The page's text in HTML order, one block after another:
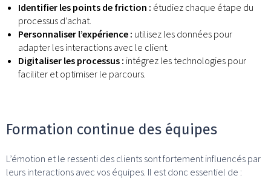
Identifier les points de friction : étudiez chaque étape du
processus d’achat.
Personnaliser l’expérience : utilisez les données pour
adapter les interactions avec le client.
Digitaliser les processus : intégrez les technologies pour
faciliter et optimiser le parcours.
Formation continue des équipes
L’émotion et le ressenti des clients sont fortement influencés par
leurs interactions avec vos équipes. Il est donc essentiel de :